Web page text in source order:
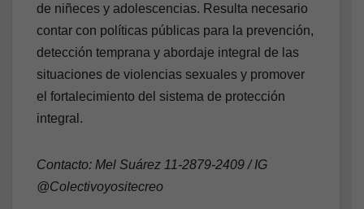
de niñeces y adolescencias. Resulta necesario
contar con políticas públicas para la prevención,
detección temprana y abordaje integral de las
situaciones de violencias sexuales y promover
el fortalecimiento del sistema de protección
integral.
Contacto: Mel Suárez 11-2879-2409 / IG
@Colectivoyositecreo